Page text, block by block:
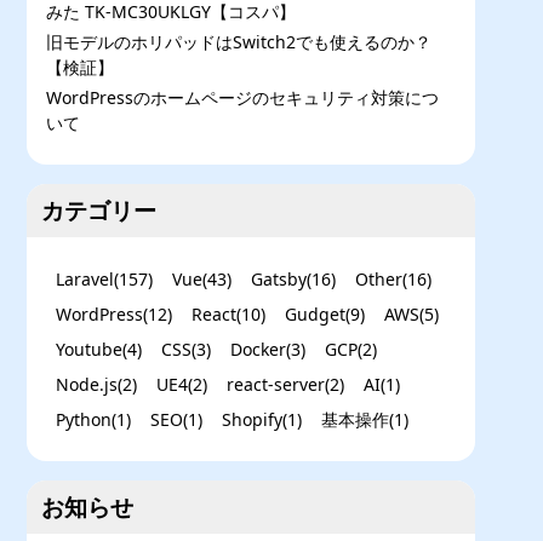
みた TK-MC30UKLGY【コスパ】
旧モデルのホリパッドはSwitch2でも使えるのか？
【検証】
WordPressのホームページのセキュリティ対策につ
いて
カテゴリー
Laravel(157) Vue(43) Gatsby(16) Other(16)
WordPress(12) React(10) Gudget(9) AWS(5)
Youtube(4) CSS(3) Docker(3) GCP(2)
Node.js(2) UE4(2) react-server(2) AI(1)
Python(1) SEO(1) Shopify(1) 基本操作(1)
お知らせ